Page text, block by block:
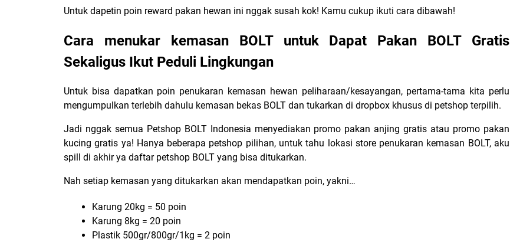
Untuk dapetin poin reward pakan hewan ini nggak susah kok! Kamu cukup ikuti cara dibawah!
Cara menukar kemasan BOLT untuk Dapat Pakan BOLT Gratis
Sekaligus Ikut Peduli Lingkungan
Untuk bisa dapatkan poin penukaran kemasan hewan peliharaan/kesayangan, pertama-tama kita perlu
mengumpulkan terlebih dahulu kemasan bekas BOLT dan tukarkan di dropbox khusus di petshop terpilih.
Jadi nggak semua Petshop BOLT Indonesia menyediakan promo pakan anjing gratis atau promo pakan
kucing gratis ya! Hanya beberapa petshop pilihan, untuk tahu lokasi store penukaran kemasan BOLT, aku
spill di akhir ya daftar petshop BOLT yang bisa ditukarkan.
Nah setiap kemasan yang ditukarkan akan mendapatkan poin, yakni…
Karung 20kg = 50 poin
Karung 8kg = 20 poin
Plastik 500gr/800gr/1kg = 2 poin